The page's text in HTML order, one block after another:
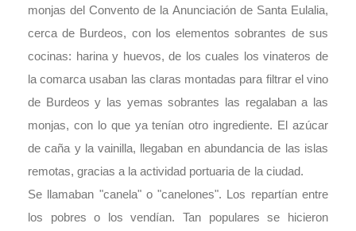
monjas del Convento de la Anunciación de Santa Eulalia,
cerca de Burdeos, con los elementos sobrantes de sus
cocinas: harina y huevos, de los cuales los vinateros de
la comarca usaban las claras montadas para filtrar el vino
de Burdeos y las yemas sobrantes las regalaban a las
monjas, con lo que ya tenían otro ingrediente. El azúcar
de caña y la vainilla, llegaban en abundancia de las islas
remotas, gracias a la actividad portuaria de la ciudad.
Se llamaban "canela" o "canelones". Los repartían entre
los pobres o los vendían. Tan populares se hicieron